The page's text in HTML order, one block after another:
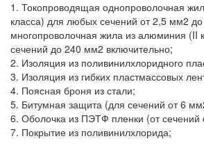
1. Токопроводящая однопроволочная
класса) для любых сечений от 2,5 мм2
многопроволочная жила из алюминия (II
сечений до 240 мм2 включительно;
2. Изоляция из поливинилхлоридного
3. Изоляция из гибких пластмассовых
4. Поясная броня из стали;
5. Битумная защита (для сечений от 6
6. Оболочка из ПЭТФ пленки (от сечений
7. Покрытие из поливинилхлорида;